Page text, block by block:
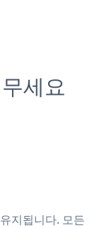
세요
지됩니다. 모든